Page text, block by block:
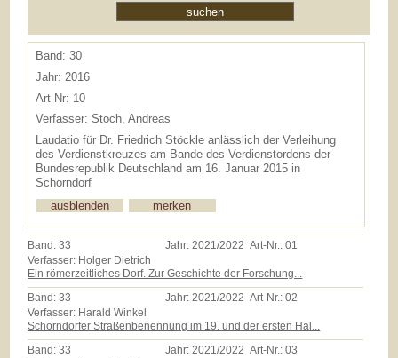
Band: 30
Jahr: 2016
Art-Nr: 10
Verfasser: Stoch, Andreas
Laudatio für Dr. Friedrich Stöckle anlässlich der Verleihung
des Verdienstkreuzes am Bande des Verdienstordens der
Bundesrepublik Deutschland am 16. Januar 2015 in
Schorndorf
Band:33 Jahr: 2021/2022 Art-Nr.:01
Verfasser: Holger Dietrich
Ein römerzeitliches Dorf. Zur Geschichte der Forschung...
Band:33 Jahr:2021/2022 Art-Nr.:02
Verfasser: Harald Winkel
Schorndorfer Straßenbenennung im 19. und der ersten Häl...
Band:33 Jahr:2021/2022 Art-Nr.:03